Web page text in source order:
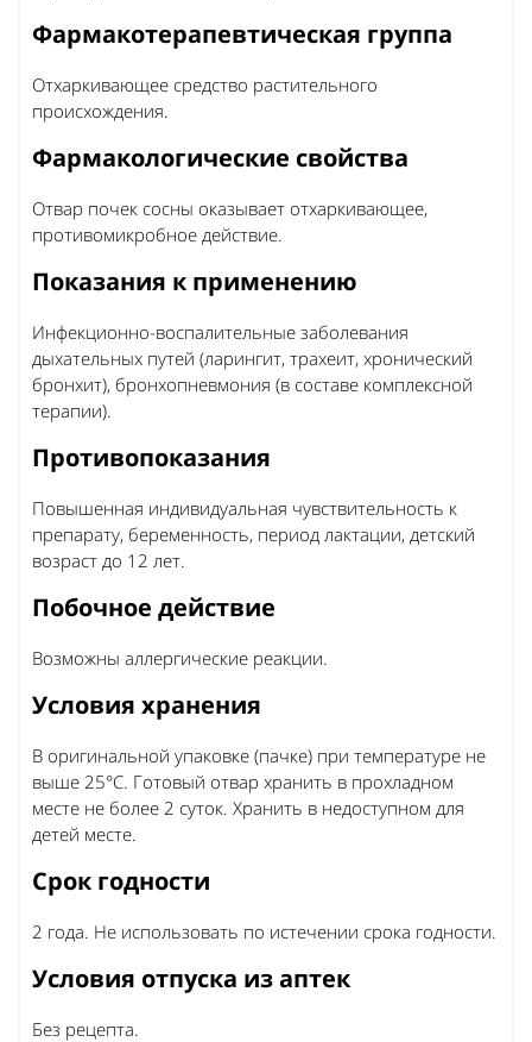
Фармакотерапевтическая группа
Отхаркивающее средство растительного
происхождения.
Фармакологические свойства
Отвар почек сосны оказывает отхаркивающее,
противомикробное действие.
Показания к применению
Инфекционно-воспалительные заболевания
дыхательных путей (ларингит, трахеит, хронический
бронхит), бронхопневмония (в составе комплексной
терапии).
Противопоказания
Повышенная индивидуальная чувствительность к
препарату, беременность, период лактации, детский
возраст до 12 лет.
Побочное действие
Возможны аллергические реакции.
Условия хранения
В оригинальной упаковке (пачке) при температуре не
выше 25°C. Готовый отвар хранить в прохладном
месте не более 2 суток. Хранить в недоступном для
детей месте.
Срок годности
2 года. Не использовать по истечении срока годности.
Условия отпуска из аптек
Без рецепта.